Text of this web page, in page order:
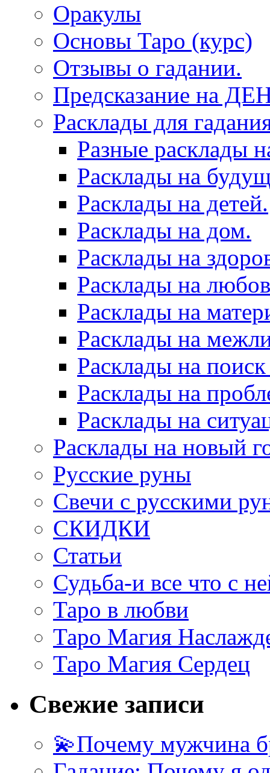
Оракулы
Основы Таро (курс)
Отзывы о гадании.
Предсказание на
Расклады для
Разные расклады
Расклады на
Расклады на детей.
Расклады на дом.
Расклады на
Расклады на
Расклады на
Расклады на
Расклады на
Расклады на
Расклады на
Расклады на новый
Русские руны
Свечи с русскими
СКИДКИ
Статьи
Судьба-и все что с
Таро в любви
Таро Магия
Таро Магия Сердец
Свежие записи
💫Почему мужчина